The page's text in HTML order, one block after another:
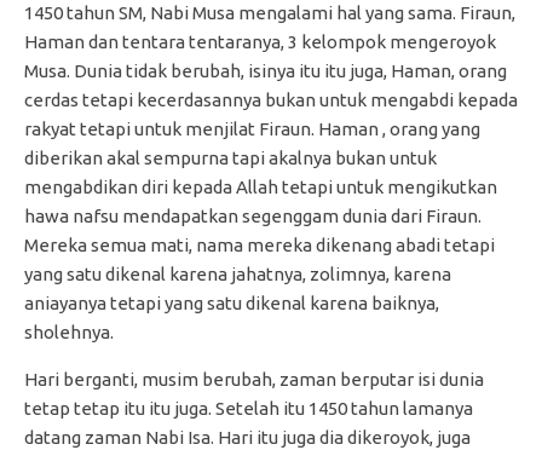
1450 tahun SM, Nabi Musa mengalami hal yang sama. Firaun,
Haman dan tentara tentaranya, 3 kelompok mengeroyok
Musa. Dunia tidak berubah, isinya itu itu juga, Haman, orang
cerdas tetapi kecerdasannya bukan untuk mengabdi kepada
rakyat tetapi untuk menjilat Firaun. Haman , orang yang
diberikan akal sempurna tapi akalnya bukan untuk
mengabdikan diri kepada Allah tetapi untuk mengikutkan
hawa nafsu mendapatkan segenggam dunia dari Firaun.
Mereka semua mati, nama mereka dikenang abadi tetapi
yang satu dikenal karena jahatnya, zolimnya, karena
aniayanya tetapi yang satu dikenal karena baiknya,
sholehnya.
Hari berganti, musim berubah, zaman berputar isi dunia
tetap tetap itu itu juga. Setelah itu 1450 tahun lamanya
datang zaman Nabi Isa. Hari itu juga dia dikeroyok, juga